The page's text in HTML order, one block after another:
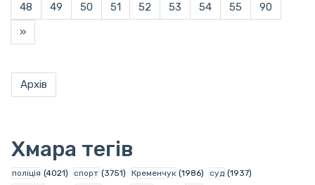
48
49 50 51 52 53 54 55
90
»
Архів
Хмара тегів
поліція (4021) спорт (3751) Кременчук (1986) суд (1937)